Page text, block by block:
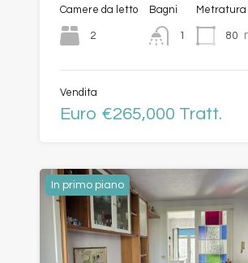
Camere da letto
2
Bagni
1
Metratura
80
Vendita
Euro €265,000 Tratt.
In primo piano